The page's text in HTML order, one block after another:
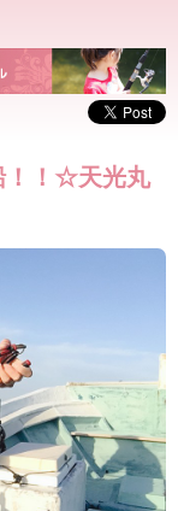
！！☆天光丸